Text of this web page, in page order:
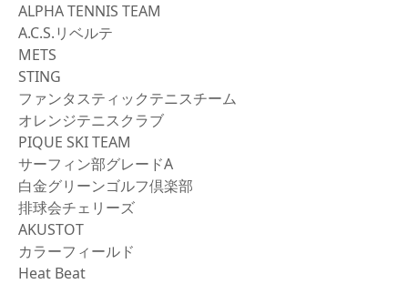
ALPHA TENNIS TEAM
A.C.S.リベルテ
METS
STING
ファンタスティックテニスチーム
オレンジテニスクラブ
PIQUE SKI TEAM
サーフィン部グレードA
白金グリーンゴルフ倶楽部
排球会チェリーズ
AKUSTOT
カラーフィールド
Heat Beat